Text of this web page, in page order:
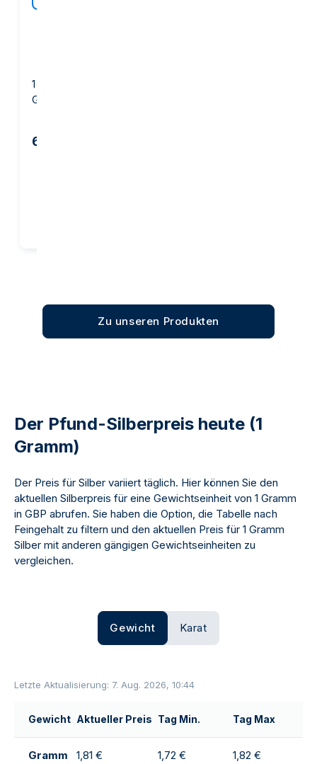
1 Unze Silberrunde -
GOLD AVENUE
66,97 €
Zu unseren Produkten
Der Pfund-Silberpreis heute (1
Gramm)
Der Preis für Silber variiert täglich. Hier können Sie den
aktuellen Silberpreis für eine Gewichtseinheit von 1 Gramm
in GBP abrufen. Sie haben die Option, die Tabelle nach
Feingehalt zu filtern und den aktuellen Preis für 1 Gramm
Silber mit anderen gängigen Gewichtseinheiten zu
vergleichen.
Gewicht Karat
Letzte Aktualisierung: 7. Aug. 2026, 10:44
Gewicht Aktueller Preis Tag Min. Tag Max
Gramm 1,81 € 1,72 € 1,82 €